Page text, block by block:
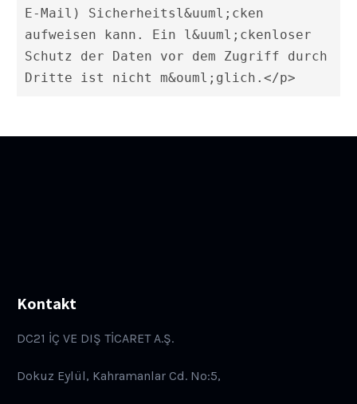
E-Mail) Sicherheitsl&uuml;cken
aufweisen kann. Ein l&uuml;ckenloser
Schutz der Daten vor dem Zugriff durch
Dritte ist nicht m&ouml;glich.</p>
Kontakt
DC21 İÇ VE DIŞ TİCARET A.Ş.
Dokuz Eylül, Kahramanlar Cd. No:5,